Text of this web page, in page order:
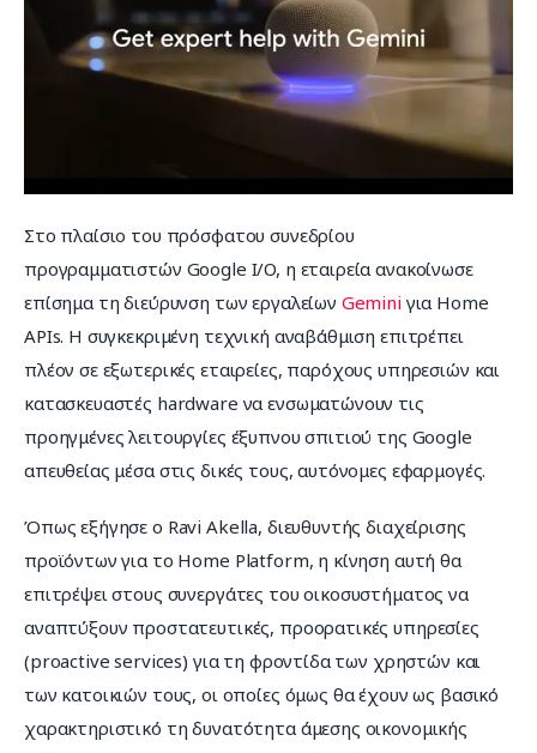
Στο πλαίσιο του πρόσφατου συνεδρίου
προγραμματιστών Google I/O, η εταιρεία ανακοίνωσε
επίσημα τη διεύρυνση των εργαλείων Gemini για Home
APIs. Η συγκεκριμένη τεχνική αναβάθμιση επιτρέπει
πλέον σε εξωτερικές εταιρείες, παρόχους υπηρεσιών και
κατασκευαστές hardware να ενσωματώνουν τις
προηγμένες λειτουργίες έξυπνου σπιτιού της Google
απευθείας μέσα στις δικές τους, αυτόνομες εφαρμογές.
Όπως εξήγησε ο Ravi Akella, διευθυντής διαχείρισης
προϊόντων για το Home Platform, η κίνηση αυτή θα
επιτρέψει στους συνεργάτες του οικοσυστήματος να
αναπτύξουν προστατευτικές, προορατικές υπηρεσίες
(proactive services) για τη φροντίδα των χρηστών και
των κατοικιών τους, οι οποίες όμως θα έχουν ως βασικό
χαρακτηριστικό τη δυνατότητα άμεσης οικονομικής